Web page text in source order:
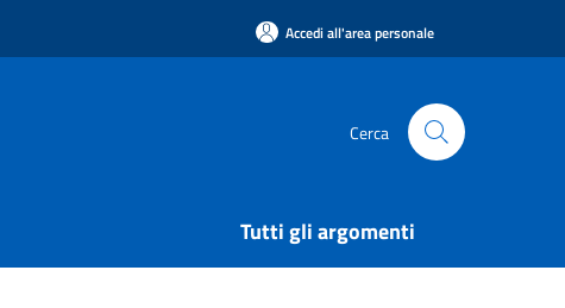
Accedi all'area personale
Cerca
Tutti gli argomenti